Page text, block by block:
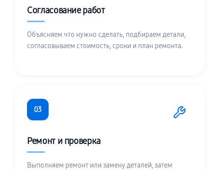
Согласование работ
Объясняем что нужно сделать, подбираем детали,
согласовываем стоимость, сроки и план ремонта.
03
Ремонт и проверка
Выполняем ремонт или замену деталей, затем